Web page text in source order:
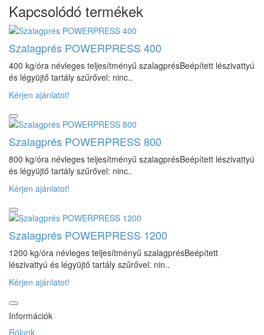
Kapcsolódó termékek
Szalagprés POWERPRESS 400
400 kg/óra névleges teljesítményű szalagprésBeépített lészivattyú
és légyüjtő tartály szűrővel: ninc..
Kérjen ajánlatot!
Szalagprés POWERPRESS 800
800 kg/óra névleges teljesítményű szalagprésBeépített lészivattyú
és légyüjtő tartály szűrővel: ninc..
Kérjen ajánlatot!
Szalagprés POWERPRESS 1200
1200 kg/óra névleges teljesítményű szalagprésBeépített
lészivattyú és légyüjtő tartály szűrővel: nin..
Kérjen ajánlatot!
Információk
Rólunk